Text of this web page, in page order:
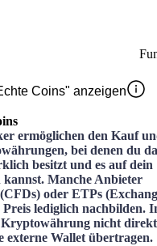
Coins" anzeigen
ermöglichen den Kauf
bei denen du
besitzt und es auf dein
kannst. Manche Anbieter
oder ETPs
lediglich nachbilden.
Kryptowährung nicht direkt
externe Wallet übertragen.